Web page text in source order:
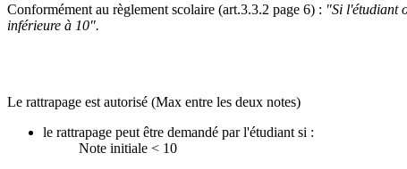
Conformément au règlement scolaire (art.3.3.2 page 6) : "Si l'étudiant
inférieure à 10".
Le rattrapage est autorisé (Max entre les deux notes)
le rattrapage peut être demandé par l'étudiant si :
Note initiale < 10